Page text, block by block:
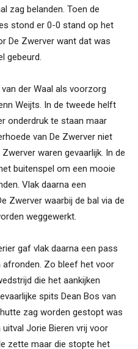
zag belanden. Toen de
stond er 0-0 stand op het
De Zwerver want dat was
gebeurd.
der Waal als voorzorg
Weijts. In de tweede helft
onderdruk te staan maar
van De Zwerver niet
waren gevaarlijk. In de
buitenspel om een mooie
Vlak daarna een
Zwerver waarbij de bal via de
weggewerkt.
gaf vlak daarna een pass
afronden. Zo bleef het voor
die het aankijken
spits Dean Bos van
zag worden gestopt was
Jorie Bieren vrij voor
zette maar die stopte het